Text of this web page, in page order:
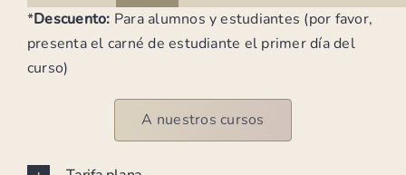
*Descuento: Para alumnos y estudiantes (por favor,
presenta el carné de estudiante el primer día del
curso)
A nuestros cursos